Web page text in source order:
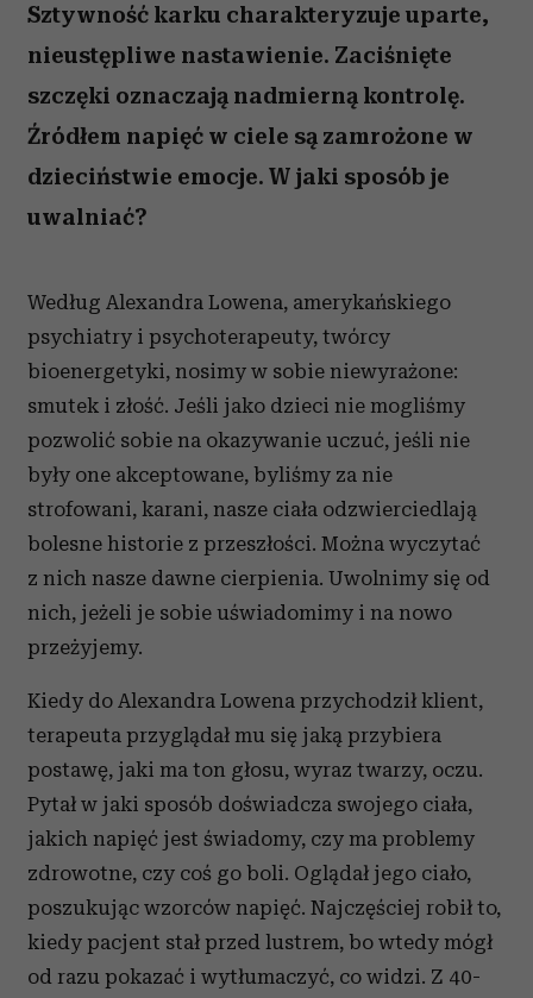
Sztywność karku charakteryzuje uparte,
nieustępliwe nastawienie. Zaciśnięte
szczęki oznaczają nadmierną kontrolę.
Źródłem napięć w ciele są zamrożone w
dzieciństwie emocje. W jaki sposób je
uwalniać?
Według Alexandra Lowena, amerykańskiego
psychiatry i psychoterapeuty, twórcy
bioenergetyki, nosimy w sobie niewyrażone:
smutek i złość. Jeśli jako dzieci nie mogliśmy
pozwolić sobie na okazywanie uczuć, jeśli nie
były one akceptowane, byliśmy za nie
strofowani, karani, nasze ciała odzwierciedlają
bolesne historie z przeszłości. Można wyczytać
z nich nasze dawne cierpienia. Uwolnimy się od
nich, jeżeli je sobie uświadomimy i na nowo
przeżyjemy.
Kiedy do Alexandra Lowena przychodził klient,
terapeuta przyglądał mu się jaką przybiera
postawę, jaki ma ton głosu, wyraz twarzy, oczu.
Pytał w jaki sposób doświadcza swojego ciała,
jakich napięć jest świadomy, czy ma problemy
zdrowotne, czy coś go boli. Oglądał jego ciało,
poszukując wzorców napięć. Najczęściej robił to,
kiedy pacjent stał przed lustrem, bo wtedy mógł
od razu pokazać i wytłumaczyć, co widzi. Z 40-